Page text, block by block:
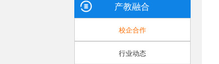
产教融合
校企合作
行业动态